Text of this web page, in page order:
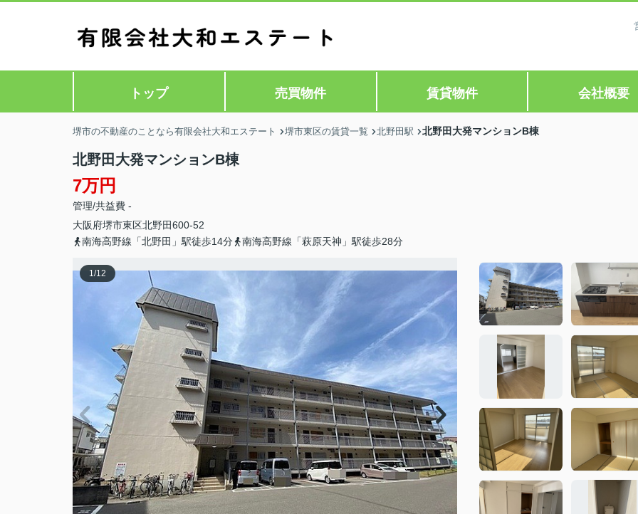
トップ 売買物件 賃貸物件 会社概要
堺市の不動産のことなら有限会社大和エステート 堺市東区の賃貸一覧 北野田駅 北野田大発マンションB棟
北野田大発マンションB棟
7万円
管理/共益費 -
大阪府堺市東区北野田600-52
南海高野線「北野田」駅徒歩14分
南海高野線「萩原天神」駅徒歩28分
1/12